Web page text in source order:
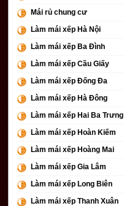
Mái rủ chung cư
Làm mái xếp Hà Nội
Làm mái xếp Ba Đình
Làm mái xếp Cầu Giấy
Làm mái xếp Đống Đa
Làm mái xếp Hà Đông
Làm mái xếp Hai Ba Trưng
Làm mái xếp Hoàn Kiếm
Làm mái xếp Hoàng Mai
Làm mái xếp Gia Lâm
Làm mái xếp Long Biên
Làm mái xếp Thanh Xuân